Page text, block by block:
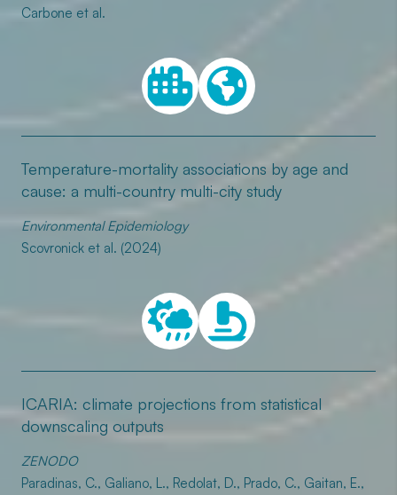
Carbone et al.
Temperature-mortality associations by age and
cause: a multi-country multi-city study
Environmental Epidemiology
Scovronick et al. (2024)
ICARIA: climate projections from statistical
downscaling outputs
ZENODO
Paradinas, C., Galiano, L., Redolat, D., Prado, C., Gaitan, E.,